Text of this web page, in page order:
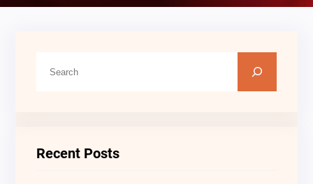
Recent Posts